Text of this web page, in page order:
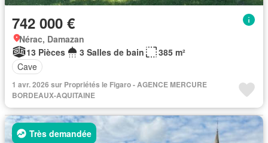
742 000 €
Nérac, Damazan
13 Pièces
3 Salles de bain
385 m²
Cave
1 avr. 2026 sur Propriétés le Figaro - AGENCE MERCURE
BORDEAUX-AQUITAINE
Très demandée